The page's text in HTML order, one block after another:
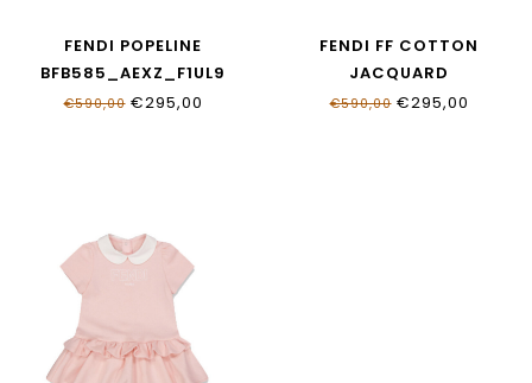
FENDI POPELINE
BFB585_AEXZ_F1UL9
€590,00€295,00
FENDI FF COTTON
JACQUARD
BFB592_AS64_F1UL9
€590,00€295,00